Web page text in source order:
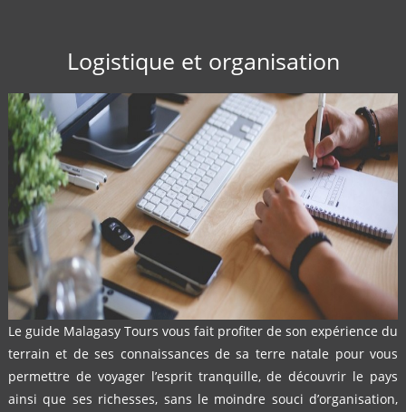
Logistique et organisation
Le guide Malagasy Tours vous fait profiter de son expérience du
terrain et de ses connaissances de sa terre natale pour vous
permettre de voyager l’esprit tranquille, de découvrir le pays
ainsi que ses richesses, sans le moindre souci d’organisation,